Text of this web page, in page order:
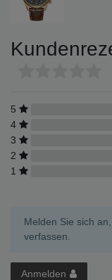
5
4
3
2
1
Melden Sie sich
verfassen.
Anmelden